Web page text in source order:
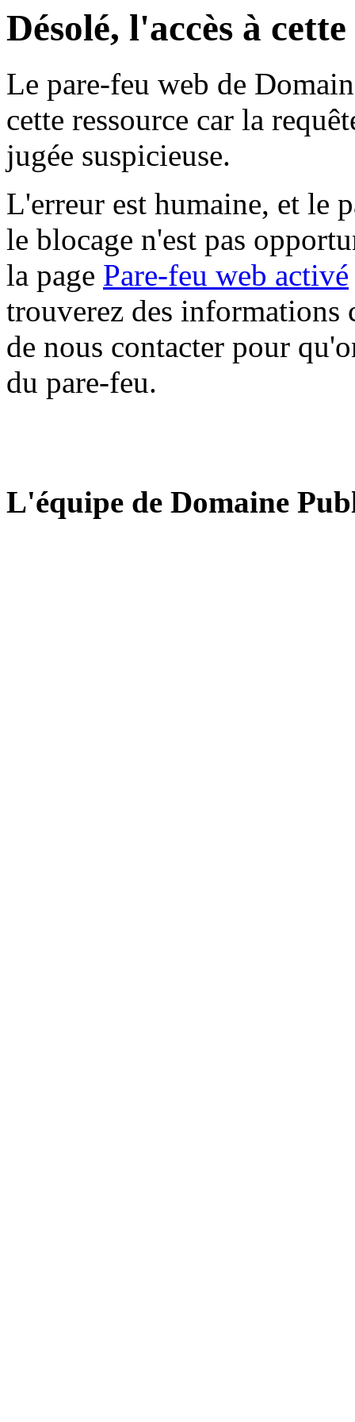
Désolé, l'accès à
Le pare-feu web de
cette ressource car la
jugée suspicieuse.
L'erreur est humaine, et le
le blocage n'est pas
la page Pare-feu web activé
trouverez des informations
de nous contacter pour
du pare-feu.
L'équipe de Domaine